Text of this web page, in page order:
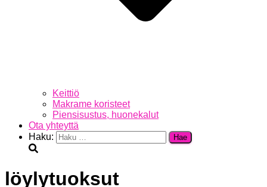
Keittiö
Makrame koristeet
Piensisustus, huonekalut
Ota yhteyttä
Haku:
löylytuoksut